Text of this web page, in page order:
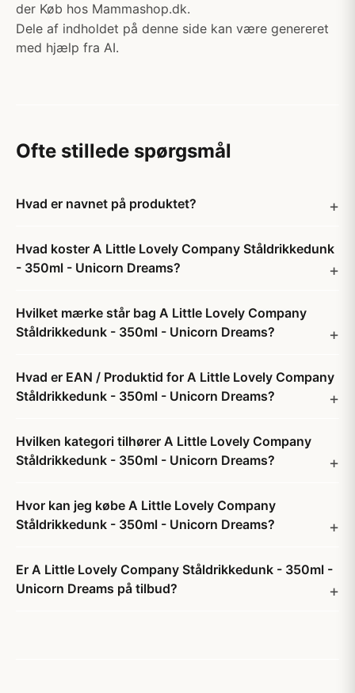
der Køb hos Mammashop.dk.
Dele af indholdet på denne side kan være genereret
med hjælp fra AI.
Ofte stillede spørgsmål
Hvad er navnet på produktet?
Hvad koster A Little Lovely Company Ståldrikkedunk
- 350ml - Unicorn Dreams?
Hvilket mærke står bag A Little Lovely Company
Ståldrikkedunk - 350ml - Unicorn Dreams?
Hvad er EAN / Produktid for A Little Lovely Company
Ståldrikkedunk - 350ml - Unicorn Dreams?
Hvilken kategori tilhører A Little Lovely Company
Ståldrikkedunk - 350ml - Unicorn Dreams?
Hvor kan jeg købe A Little Lovely Company
Ståldrikkedunk - 350ml - Unicorn Dreams?
Er A Little Lovely Company Ståldrikkedunk - 350ml -
Unicorn Dreams på tilbud?